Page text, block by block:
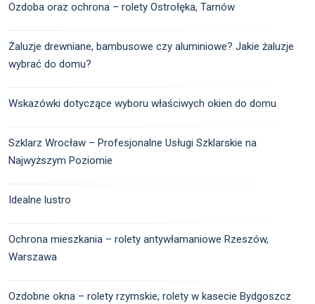
Ozdoba oraz ochrona – rolety Ostrołęka, Tarnów
Żaluzje drewniane, bambusowe czy aluminiowe? Jakie żaluzje
wybrać do domu?
Wskazówki dotyczące wyboru właściwych okien do domu
Szklarz Wrocław – Profesjonalne Usługi Szklarskie na
Najwyższym Poziomie
Idealne lustro
Ochrona mieszkania – rolety antywłamaniowe Rzeszów,
Warszawa
Ozdobne okna – rolety rzymskie, rolety w kasecie Bydgoszcz